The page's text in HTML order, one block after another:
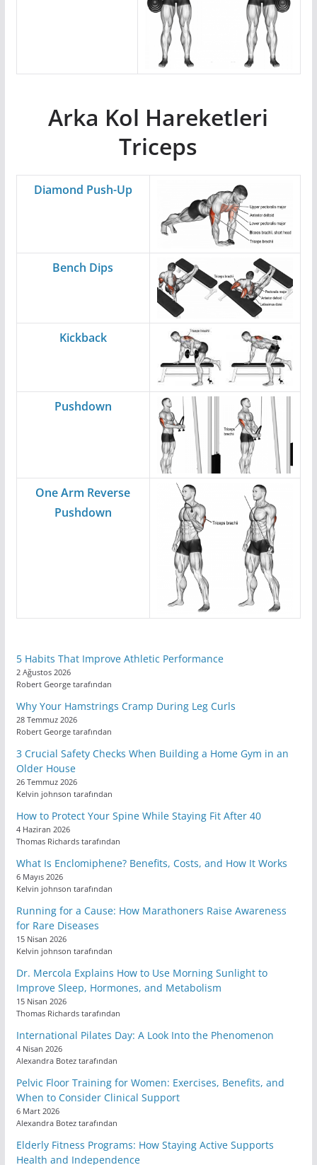
Arka Kol Hareketleri
Triceps
Diamond Push-Up
Bench Dips
Kickback
Pushdown
One Arm Reverse
Pushdown
5 Habits That Improve Athletic Performance
2 Ağustos 2026
Robert George tarafından
Why Your Hamstrings Cramp During Leg Curls
28 Temmuz 2026
Robert George tarafından
3 Crucial Safety Checks When Building a Home Gym in an
Older House
26 Temmuz 2026
Kelvin johnson tarafından
How to Protect Your Spine While Staying Fit After 40
4 Haziran 2026
Thomas Richards tarafından
What Is Enclomiphene? Benefits, Costs, and How It Works
6 Mayıs 2026
Kelvin johnson tarafından
Running for a Cause: How Marathoners Raise Awareness
for Rare Diseases
15 Nisan 2026
Kelvin johnson tarafından
Dr. Mercola Explains How to Use Morning Sunlight to
Improve Sleep, Hormones, and Metabolism
15 Nisan 2026
Thomas Richards tarafından
International Pilates Day: A Look Into the Phenomenon
4 Nisan 2026
Alexandra Botez tarafından
Pelvic Floor Training for Women: Exercises, Benefits, and
When to Consider Clinical Support
6 Mart 2026
Alexandra Botez tarafından
Elderly Fitness Programs: How Staying Active Supports
Health and Independence